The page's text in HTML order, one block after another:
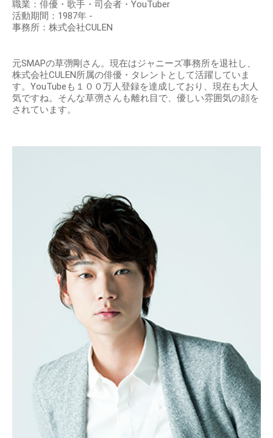
職業：俳優・歌手・司会者・YouTuber
活動期間：1987年 -
事務所：株式会社CULEN
元SMAPの草彅剛さん。現在はジャニーズ事務所を退社し、
株式会社CULEN所属の俳優・タレントとして活躍していま
す。YouTubeも１００万人登録を達成しており、現在も大人
気ですね。そんな草彅さんも離れ目で、優しい雰囲気の顔を
されています。